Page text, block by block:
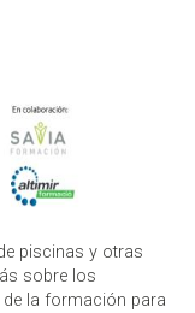
piscinas y otras
sobre los
la formación para